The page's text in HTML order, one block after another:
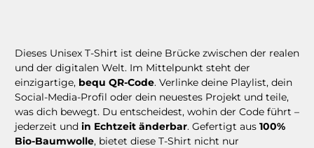
Dieses Unisex T-Shirt ist deine Brücke zwischen der realen
und der digitalen Welt. Im Mittelpunkt steht der
einzigartige, bequ QR-Code. Verlinke deine Playlist, dein
Social-Media-Profil oder dein neuestes Projekt und teile,
was dich bewegt. Du entscheidest, wohin der Code führt –
jederzeit und in Echtzeit änderbar. Gefertigt aus 100%
Bio-Baumwolle, bietet diese T-Shirt nicht nur